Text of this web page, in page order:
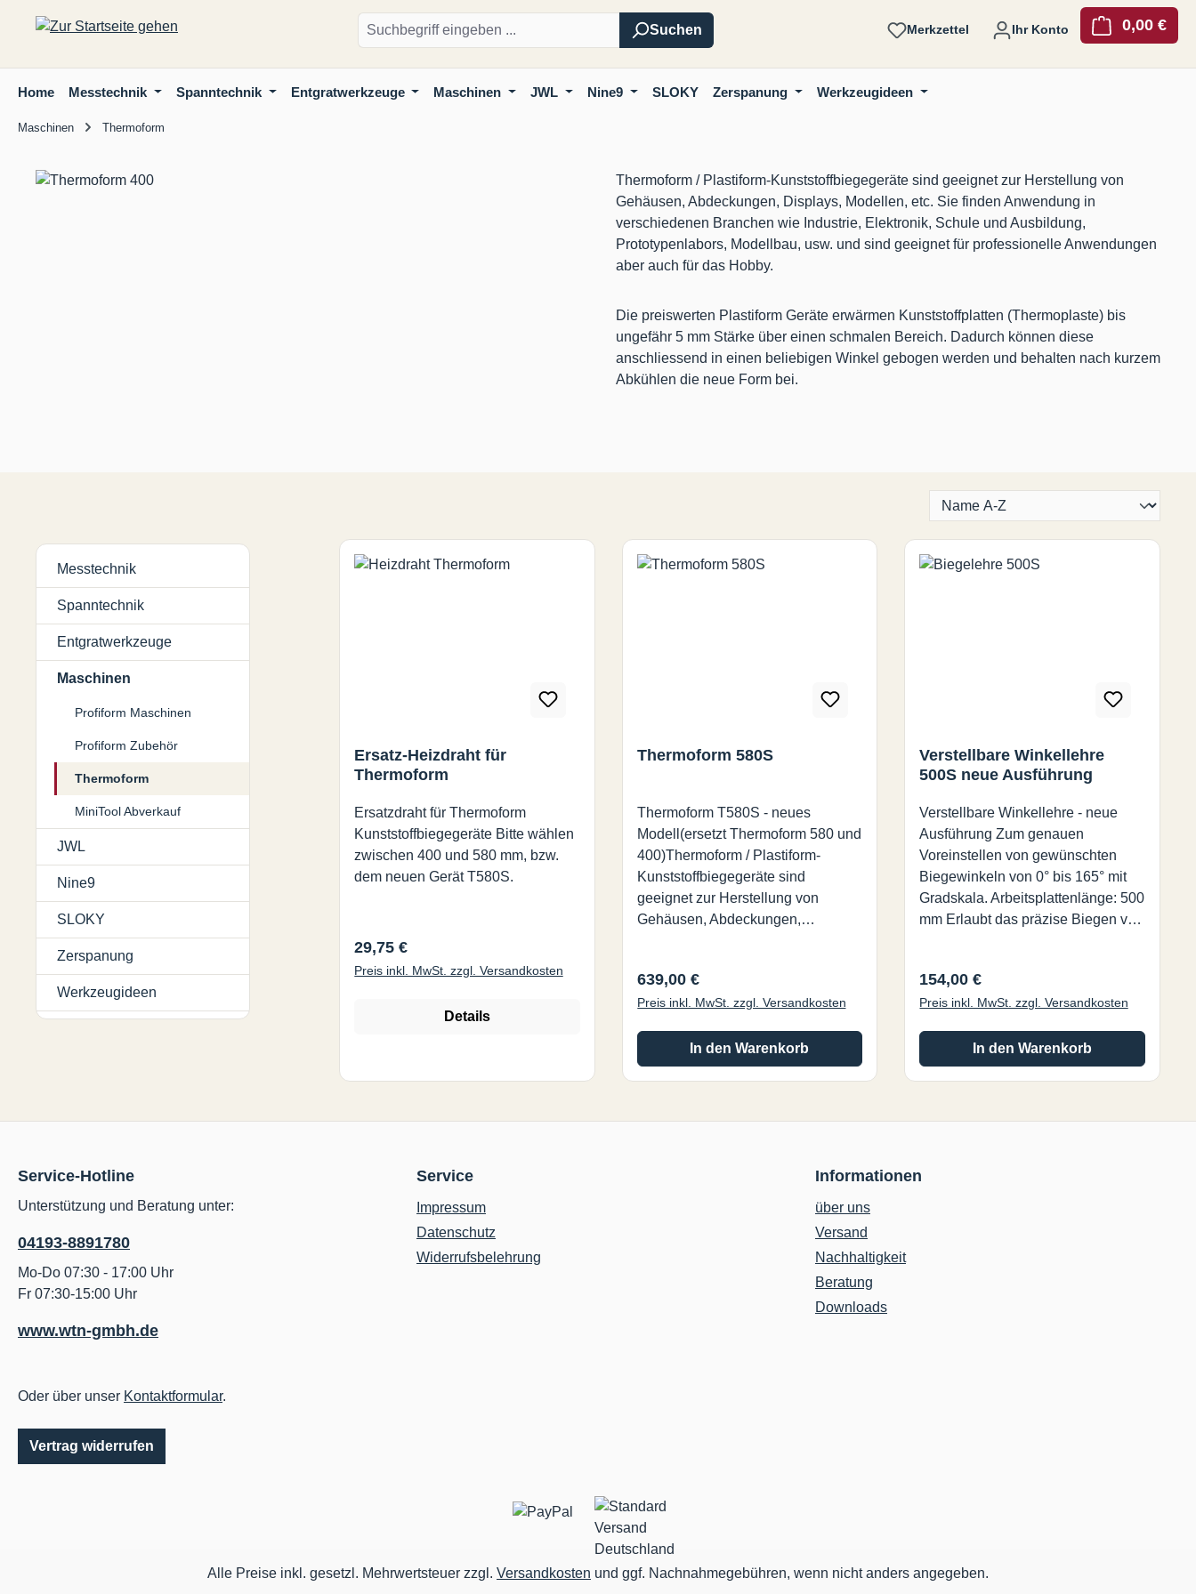
Hauptinhalt springen
Zur Suche springen
Zur Hauptnavigation springen
Suchen Merkzettel Ihr Konto 0,00 €
Home Messtechnik Spanntechnik Entgratwerkzeuge Maschinen JWL Nine9 SLOKY Zerspanung Werkzeugideen
Maschinen Thermoform
Thermoform / Plastiform-Kunststoffbiegegeräte sind geeignet zur Herstellung von
Gehäusen, Abdeckungen, Displays, Modellen, etc. Sie finden Anwendung in
verschiedenen Branchen wie Industrie, Elektronik, Schule und Ausbildung,
Prototypenlabors, Modellbau, usw. und sind geeignet für professionelle Anwendungen
aber auch für das Hobby.
Die preiswerten Plastiform Geräte erwärmen Kunststoffplatten (Thermoplaste) bis
ungefähr 5 mm Stärke über einen schmalen Bereich. Dadurch können diese
anschliessend in einen beliebigen Winkel gebogen werden und behalten nach kurzem
Abkühlen die neue Form bei.
Messtechnik
Spanntechnik
Entgratwerkzeuge
Maschinen
Profiform Maschinen
Profiform Zubehör
Thermoform
MiniTool Abverkauf
JWL
Nine9
SLOKY
Zerspanung
Werkzeugideen
Ersatz-Heizdraht für
Thermoform
Ersatzdraht für Thermoform
Kunststoffbiegegeräte Bitte wählen
zwischen 400 und 580 mm, bzw.
dem neuen Gerät T580S.
Regulärer Preis:
29,75 €
Preis inkl. MwSt. zzgl. Versandkosten
Details
Thermoform 580S
Thermoform T580S - neues
Modell(ersetzt Thermoform 580 und
400)Thermoform / Plastiform-
Kunststoffbiegegeräte sind
geeignet zur Herstellung von
Gehäusen, Abdeckungen,
Prototypenlabors, Modellbau und
für den ambitionierten Maker. Die
erwärmen Kunststoffplatten
(Thermoplaste) bis ungefähr 5 mm
behalten nach kurzem Abkühlen
Auswechselbares Heizelement
Regulärer Preis:
639,00 €
Preis inkl. MwSt. zzgl. Versandkosten
In den Warenkorb
Verstellbare Winkellehre
500S neue Ausführung
Verstellbare Winkellehre - neue
Ausführung Zum genauen
Voreinstellen von gewünschten
Biegewinkeln von 0° bis 165° mit
Gradskala. Arbeitsplattenlänge: 500
mm Erlaubt das präzise Biegen von
noch präziser und robuster mit
einem Rahmen aus
Regulärer Preis:
154,00 €
Preis inkl. MwSt. zzgl. Versandkosten
In den Warenkorb
Service-Hotline
Unterstützung und Beratung unter:
04193-8891780
Mo-Do 07:30 - 17:00 Uhr
Fr 07:30-15:00 Uhr
www.wtn-gmbh.de
Oder über unser Kontaktformular.
Vertrag widerrufen
Service
Impressum
Datenschutz
Widerrufsbelehrung
Informationen
über uns
Versand
Nachhaltigkeit
Beratung
Downloads
Alle Preise inkl. gesetzl. Mehrwertsteuer zzgl. Versandkosten und ggf. Nachnahmegebühren, wenn nicht anders angegeben.